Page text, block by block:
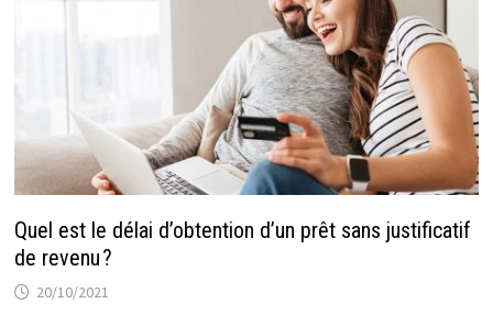
Quel est le délai d’obtention d’un prêt sans justificatif
de revenu ?
20/10/2021